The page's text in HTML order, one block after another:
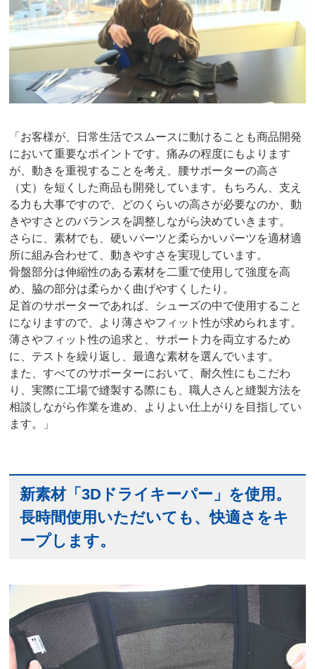
「お客様が、日常生活でスムースに動けることも商品開発
において重要なポイントです。痛みの程度にもよります
が、動きを重視することを考え、腰サポーターの高さ
（丈）を短くした商品も開発しています。もちろん、支え
る力も大事ですので、どのくらいの高さが必要なのか、動
きやすさとのバランスを調整しながら決めていきます。
さらに、素材でも、硬いパーツと柔らかいパーツを適材適
所に組み合わせて、動きやすさを実現しています。
骨盤部分は伸縮性のある素材を二重で使用して強度を高
め、脇の部分は柔らかく曲げやすくしたり。
足首のサポーターであれば、シューズの中で使用すること
になりますので、より薄さやフィット性が求められます。
薄さやフィット性の追求と、サポート力を両立するため
に、テストを繰り返し、最適な素材を選んでいます。
また、すべてのサポーターにおいて、耐久性にもこだわ
り、実際に工場で縫製する際にも、職人さんと縫製方法を
相談しながら作業を進め、よりよい仕上がりを目指してい
ます。」
新素材「3Dドライキーパー」を使用。
長時間使用いただいても、快適さをキ
ープします。